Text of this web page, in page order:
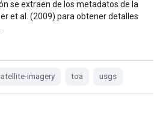
se extraen de los metadatos de la
et al. (2009) para obtener detalles
imagery toa usgs